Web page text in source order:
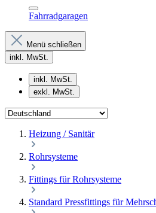
Fahrradgaragen
Menü schließen
inkl. MwSt.
inkl. MwSt.
exkl. MwSt.
Heizung / Sanitär
Rohrsysteme
Fittings für Rohrsysteme
Standard Pressfittings für